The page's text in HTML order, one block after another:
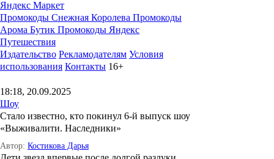
Яндекс Маркет
Промокоды Снежная Королева Промокоды
Арома Бутик Промокоды Яндекс
Путешествия
Издательство Рекламодателям Условия
использования Контакты 16+
18:18, 20.09.2025
Шоу
Стало известно, кто покинул 6-й выпуск шоу
«Выживалити. Наследники»
Автор: Костикова Дарья